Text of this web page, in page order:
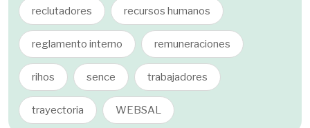
reclutadores recursos humanos
reglamento interno remuneraciones
rihos sence trabajadores
trayectoria WEBSAL